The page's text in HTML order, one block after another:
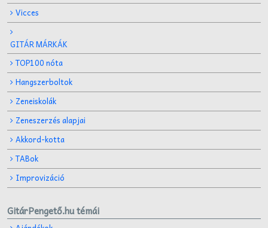
Vicces
GITÁR MÁRKÁK
TOP100 nóta
Hangszerboltok
Zeneiskolák
Zeneszerzés alapjai
Akkord-kotta
TABok
Improvizáció
GitárPengető.hu témái